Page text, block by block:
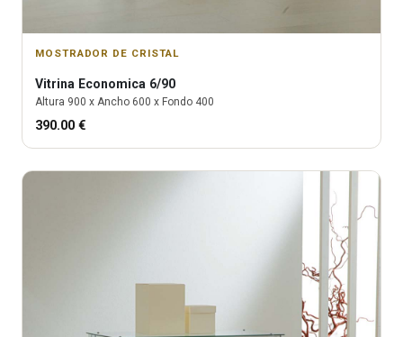
MOSTRADOR DE CRISTAL
Vitrina Economica 6/90
Altura 900 x Ancho 600 x Fondo 400
390.00 €